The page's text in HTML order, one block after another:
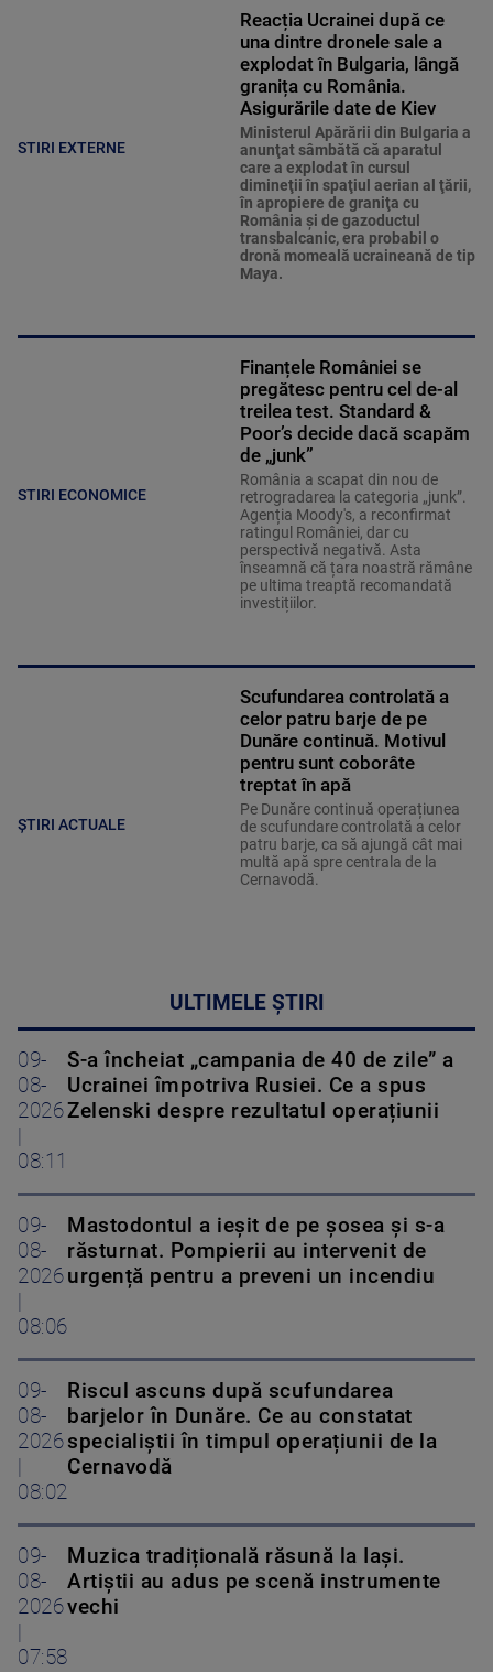
STIRI EXTERNE
Reacția Ucrainei după ce
una dintre dronele sale a
explodat în Bulgaria, lângă
granița cu România.
Asigurările date de Kiev
Ministerul Apărării din Bulgaria a
anunţat sâmbătă că aparatul
care a explodat în cursul
dimineţii în spaţiul aerian al ţării,
în apropiere de graniţa cu
România şi de gazoductul
transbalcanic, era probabil o
dronă momeală ucraineană de tip
Maya.
STIRI ECONOMICE
Finanțele României se
pregătesc pentru cel de-al
treilea test. Standard &
Poor’s decide dacă scapăm
de „junk”
România a scapat din nou de
retrogradarea la categoria „junk”.
Agenția Moody's, a reconfirmat
ratingul României, dar cu
perspectivă negativă. Asta
înseamnă că țara noastră rămâne
pe ultima treaptă recomandată
investițiilor.
ȘTIRI ACTUALE
Scufundarea controlată a
celor patru barje de pe
Dunăre continuă. Motivul
pentru sunt coborâte
treptat în apă
Pe Dunăre continuă operațiunea
de scufundare controlată a celor
patru barje, ca să ajungă cât mai
multă apă spre centrala de la
Cernavodă.
ULTIMELE ȘTIRI
09-
08-
2026
08:11
S-a încheiat „campania de 40 de zile” a
Ucrainei împotriva Rusiei. Ce a spus
Zelenski despre rezultatul operațiunii
09-
08-
2026
08:06
Mastodontul a ieșit de pe șosea și s-a
răsturnat. Pompierii au intervenit de
urgență pentru a preveni un incendiu
09-
08-
2026
08:02
Riscul ascuns după scufundarea
barjelor în Dunăre. Ce au constatat
specialiștii în timpul operațiunii de la
Cernavodă
09-
08-
2026
07:58
Muzica tradițională răsună la Iași.
Artiștii au adus pe scenă instrumente
vechi